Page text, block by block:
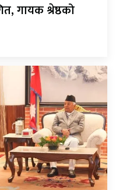
गायक श्रेष्ठको